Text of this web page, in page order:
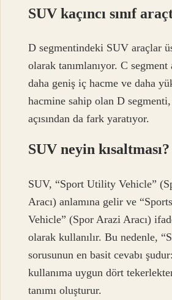
SUV kaçıncı sınıf
D segmentindeki SUV araçlar
olarak tanımlanıyor. C segment
daha geniş iç hacme ve daha
hacmine sahip olan D
açısından da fark yaratıyor.
SUV neyin kısaltması?
SUV, “Sport Utility Vehicle”
Aracı) anlamına gelir ve
Vehicle” (Spor Arazi Aracı)
olarak kullanılır. Bu nedenle,
sorusunun en basit cevabı
kullanıma uygun dört
tanımı oluşturur.